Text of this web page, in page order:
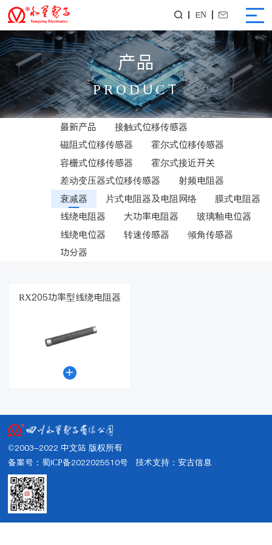
 EN 
产品
PRODUCT
最新产品
接触式位移传感器
磁阻式位移传感器
霍尔式位移传感器
容栅式位移传感器
霍尔式接近开关
差动变压器式位移传感器
射频电阻器
衰减器
片式电阻器及电阻网络
膜式电阻器
线绕电阻器
大功率电阻器
玻璃釉电位器
线绕电位器
转速传感器
倾角传感器
功分器
RX205功率型线绕电阻器

©2003-2022 中文站 版权所有
备案号：蜀ICP备2022025510号 技术支持： 安古信息